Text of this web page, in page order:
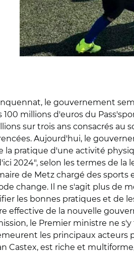
le gouvernement
100 millions d'euros du
sur trois ans consacrés
Aujourd'hui, le
la pratique d'une activité
2024", selon les termes de la
de Metz chargé des
change. Il ne s'agit plus de
les bonnes pratiques et de
effective de la nouvelle
le Premier ministre ne
les principaux acteurs
Castex, est riche et